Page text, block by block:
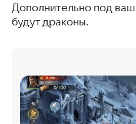
Дополнительно под
будут драконы.